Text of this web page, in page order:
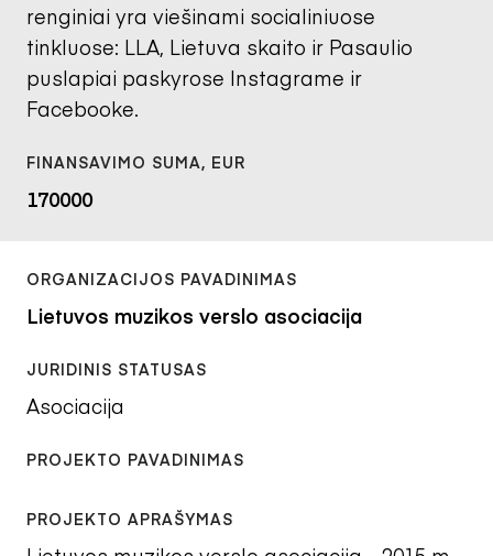
renginiai yra viešinami socialiniuose
tinkluose: LLA, Lietuva skaito ir Pasaulio
puslapiai paskyrose Instagrame ir
Facebooke.
170000
Lietuvos muzikos verslo asociacija
Asociacija